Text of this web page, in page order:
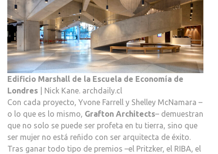
Edificio Marshall de la Escuela de Economía de
Londres | Nick Kane. archdaily.cl
Con cada proyecto, Yvone Farrell y Shelley McNamara –
o lo que es lo mismo, Grafton Architects– demuestran
que no solo se puede ser profeta en tu tierra, sino que
ser mujer no está reñido con ser arquitecta de éxito.
Tras ganar todo tipo de premios –el Pritzker, el RIBA, el